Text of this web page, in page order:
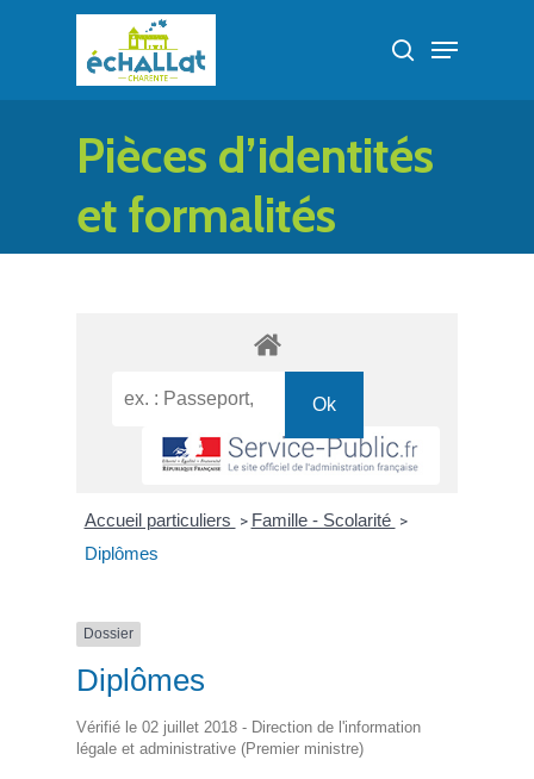
search
Menu
Pièces d’identités
et formalités
Accueil particuliers > Famille - Scolarité >
Diplômes
Dossier
Diplômes
Vérifié le 02 juillet 2018 - Direction de l'information
légale et administrative (Premier ministre)